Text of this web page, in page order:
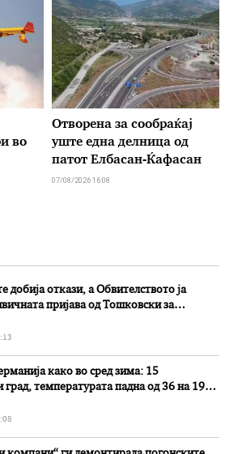
во
Отворена за сообраќај
уште една делница од
патот Елбасан-Ќафасан
07/08/2026 16:08
добија откази, а Обвителството ја
пријава од Тошковски за
како во сред зима: 15
град, температурата падна од 36 на 19